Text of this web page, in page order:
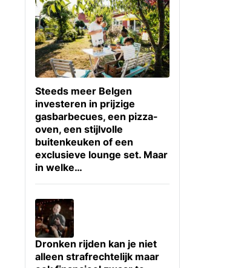
Steeds meer Belgen
investeren in prijzige
gasbarbecues, een pizza-
oven, een stijlvolle
buitenkeuken of een
exclusieve lounge set. Maar
in welke…
Dronken rijden kan je niet
alleen strafrechtelijk maar